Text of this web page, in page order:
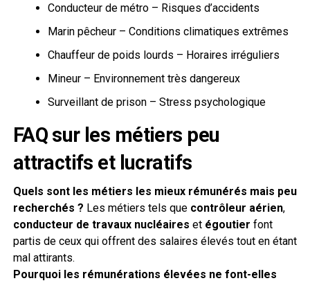
Conducteur de métro – Risques d’accidents
Marin pêcheur – Conditions climatiques extrêmes
Chauffeur de poids lourds – Horaires irréguliers
Mineur – Environnement très dangereux
Surveillant de prison – Stress psychologique
FAQ sur les métiers peu
attractifs et lucratifs
Quels sont les métiers les mieux rémunérés mais peu
recherchés ? Les métiers tels que contrôleur aérien,
conducteur de travaux nucléaires et égoutier font
partis de ceux qui offrent des salaires élevés tout en étant
mal attirants.
Pourquoi les rémunérations élevées ne font-elles